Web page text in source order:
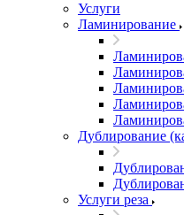
Услуги
Ламинирование
Дублирование
Услуги реза